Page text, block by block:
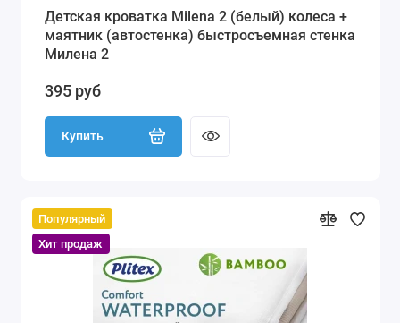
Детская кроватка Milena 2 (белый) колеса +
маятник (автостенка) быстросъемная стенка
Милена 2
395 руб
Купить
Популярный
Хит продаж